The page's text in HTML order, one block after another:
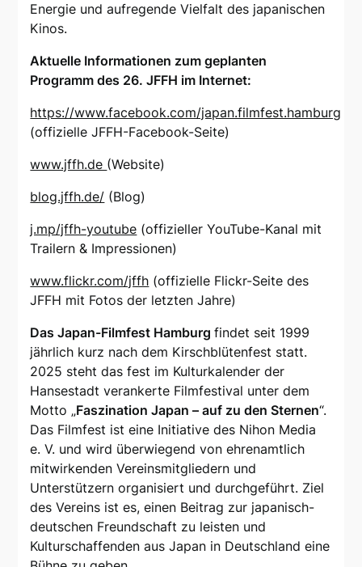
Energie und aufregende Vielfalt des japanischen
Kinos.
Aktuelle Informationen zum geplanten
Programm des 26. JFFH im Internet:
https://www.facebook.com/japan.filmfest.hamburg
(offizielle JFFH-Facebook-Seite)
www.jffh.de (Website)
blog.jffh.de/ (Blog)
j.mp/jffh-youtube (offizieller YouTube-Kanal mit
Trailern & Impressionen)
www.flickr.com/jffh (offizielle Flickr-Seite des
JFFH mit Fotos der letzten Jahre)
Das Japan-Filmfest Hamburgfindet seit 1999
jährlich kurz nach dem Kirschblütenfest statt.
2025 steht das fest im Kulturkalender der
Hansestadt verankerte Filmfestival unter dem
Motto „Faszination Japan – auf zu den Sternen“.
Das Filmfest ist eine Initiative des Nihon Media
e. V. und wird überwiegend von ehrenamtlich
mitwirkenden Vereinsmitgliedern und
Unterstützern organisiert und durchgeführt. Ziel
des Vereins ist es, einen Beitrag zur japanisch-
deutschen Freundschaft zu leisten und
Kulturschaffenden aus Japan in Deutschland eine